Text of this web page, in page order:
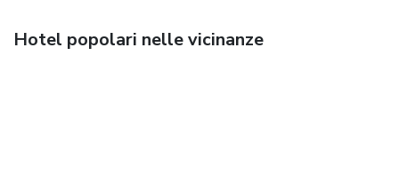
Hotel popolari nelle vicinanze